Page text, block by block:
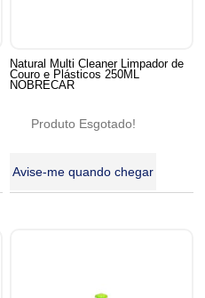
Natural Multi Cleaner Limpador de
Couro e Plásticos 250ML
NOBRECAR
Produto Esgotado!
Avise-me quando chegar